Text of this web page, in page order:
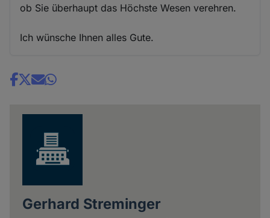
ob Sie überhaupt das Höchste Wesen verehren.
Ich wünsche Ihnen alles Gute.
Share
Gerhard Streminger